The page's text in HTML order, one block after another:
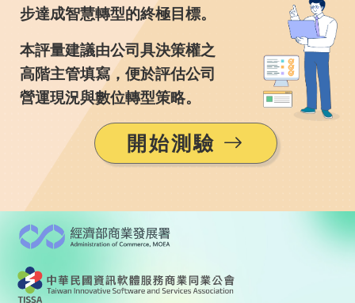
步達成智慧轉型的終極目標。
本評量建議由公司具決策權之
高階主管填寫，便於評估公司
營運現況與數位轉型策略。
開始測驗